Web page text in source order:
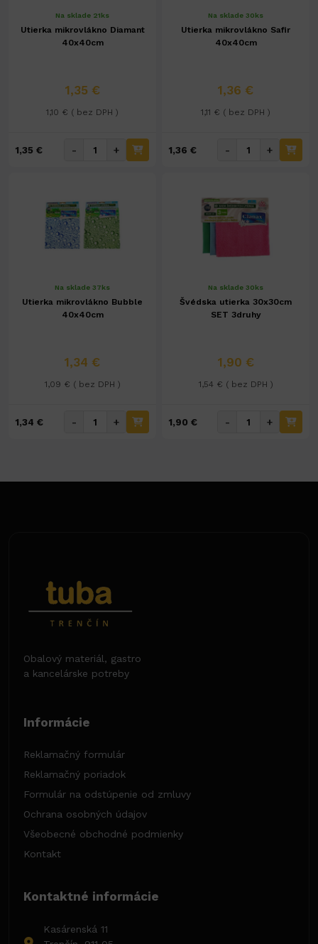
Na sklade 21ks
Utierka mikrovlákno Diamant
40x40cm
1,35 €
1,10 € ( bez DPH )
1,35 € - +
Na sklade 30ks
Utierka mikrovlákno Safir
40x40cm
1,36 €
1,11 € ( bez DPH )
1,36 € - +
Na sklade 37ks
Utierka mikrovlákno Bubble
40x40cm
1,34 €
1,09 € ( bez DPH )
1,34 € - +
Na sklade 30ks
Švédska utierka 30x30cm
SET 3druhy
1,90 €
1,54 € ( bez DPH )
1,90 € - +
Obalový materiál, gastro
a kancelárske potreby
Informácie
Reklamačný formulár
Reklamačný poriadok
Formulár na odstúpenie od zmluvy
Ochrana osobných údajov
Všeobecné obchodné podmienky
Kontakt
Kontaktné informácie
Kasárenská 11